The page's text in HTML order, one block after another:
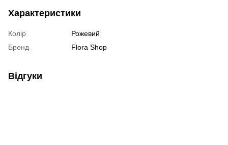
Характеристики
Колір
Рожевий
Бренд
Flora Shop
Відгуки